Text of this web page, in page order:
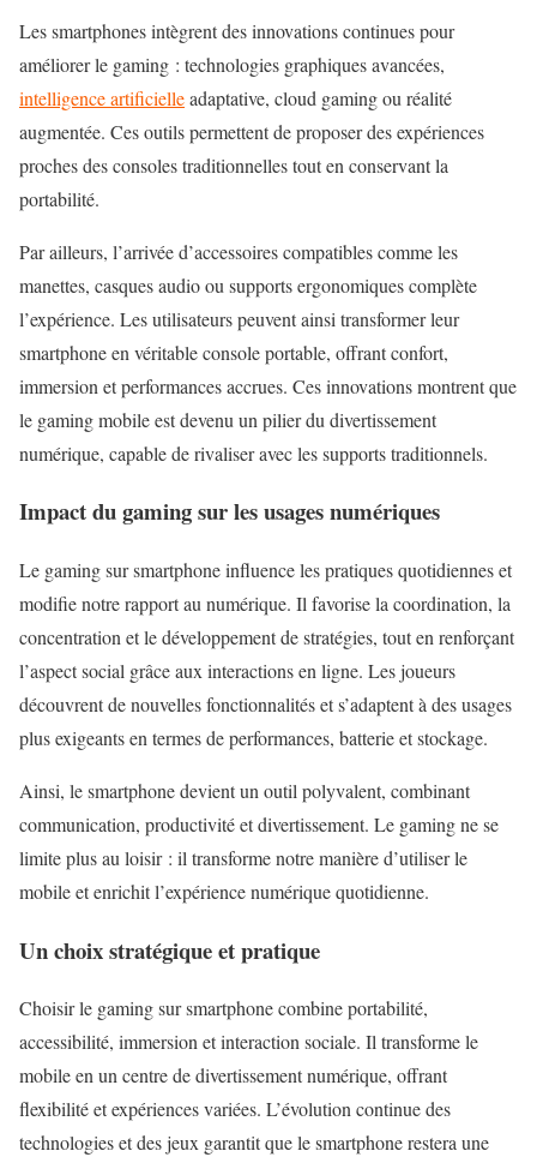
Les smartphones intègrent des innovations continues pour
améliorer le gaming : technologies graphiques avancées,
intelligence artificielleadaptative, cloud gaming ou réalité
augmentée. Ces outils permettent de proposer des expériences
proches des consoles traditionnelles tout en conservant la
portabilité.
Par ailleurs, l’arrivée d’accessoires compatibles comme les
manettes, casques audio ou supports ergonomiques complète
l’expérience. Les utilisateurs peuvent ainsi transformer leur
smartphone en véritableconsole portable, offrant confort,
immersion et performances accrues. Ces innovations montrent que
le gaming mobile est devenu un pilier du divertissement
numérique, capable de rivaliser avec les supports traditionnels.
Impact du gaming sur les usages numériques
Le gaming sur smartphone influence les pratiques quotidiennes et
modifie notre rapport au numérique. Il favorise la coordination, la
concentration et le développement de stratégies, tout en renforçant
l’aspect social grâce aux interactions en ligne. Les joueurs
découvrent de nouvelles fonctionnalités et s’adaptent à des usages
plus exigeants en termes de performances, batterie et stockage.
Ainsi, le smartphone devient un outil polyvalent, combinant
communication, productivité et divertissement. Le gaming ne se
limite plus au loisir : il transforme notre manière d’utiliser le
mobile et enrichit l’expérience numérique quotidienne.
Un choix stratégique et pratique
Choisir le gaming sur smartphone combine portabilité,
accessibilité, immersion et interaction sociale. Il transforme le
mobile en un centre de divertissement numérique, offrant
flexibilité et expériences variées. L’évolution continue des
technologies et des jeux garantit que le smartphone restera une